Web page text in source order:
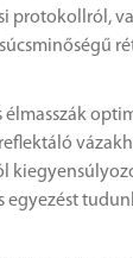
protokollról,
élmasszák